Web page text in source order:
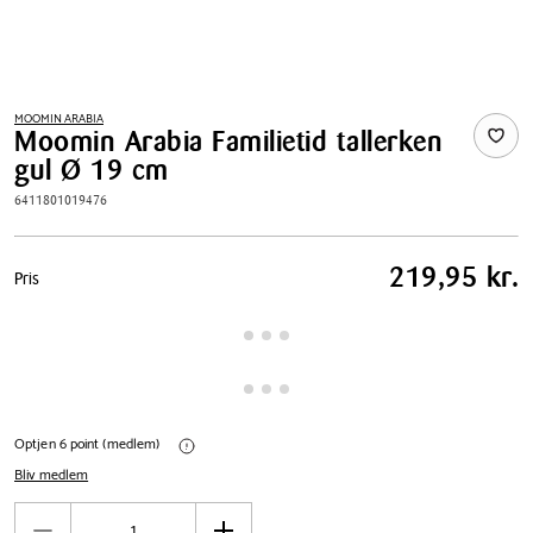
MOOMIN ARABIA
Moomin Arabia Familietid tallerken
gul Ø 19 cm
6411801019476
Pris
tabel
Pris 219,95 kr.
Optjen 6 point (medlem)
Bliv medlem
Antal